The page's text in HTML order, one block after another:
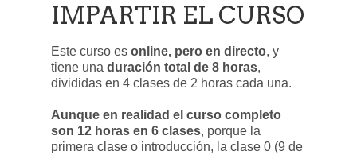
IMPARTIR EL CURSO
Este curso es online, pero en directo, y
tiene una duración total de 8 horas,
divididas en 4 clases de 2 horas cada una.
Aunque en realidad el curso completo
son 12 horas en 6 clases, porque la
primera clase o introducción, la clase 0 (9 de